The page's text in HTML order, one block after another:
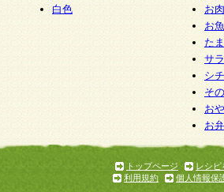
白色
お
お
た
サ
シ
そ
お
お
トップページ
レシピ
利用規約
個人情報保